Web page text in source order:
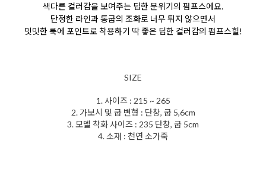
색다른 컬러감을 보여주는 딥한 분위기의 펌프스에요.
단정한 라인과 통굽의 조화로 너무 튀지 않으면서
밋밋한 룩에 포인트로 착용하기 딱 좋은 딥한 컬러감의 펌프스힐!
SIZE
1. 사이즈 : 215 ~ 265
2. 가보시 및 굽 변형 : 단창, 굽 5,6cm
3. 모델 착화 사이즈 : 235 단창, 굽 5cm
4. 소재 : 천연 소가죽